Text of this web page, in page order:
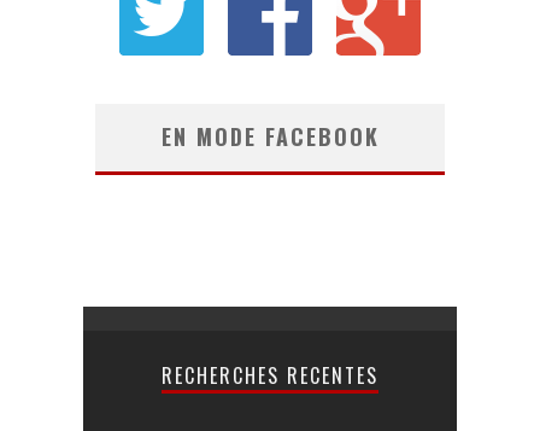
EN MODE FACEBOOK
RECHERCHES RECENTES